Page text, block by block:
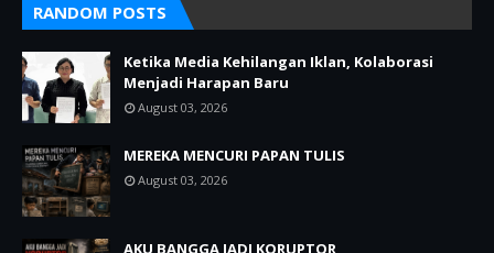
RANDOM POSTS
Ketika Media Kehilangan Iklan, Kolaborasi
Menjadi Harapan Baru
August 03, 2026
MEREKA MENCURI PAPAN TULIS
August 03, 2026
AKU BANGGA JADI KORUPTOR